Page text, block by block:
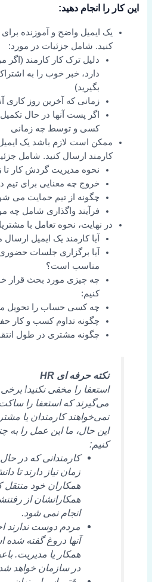
این کار را انجام دهید:
یک ایمیل واضح و آموزنده
کنید. شامل جزئیات در مورد:
دلیل ترک کار کارمند (اگر
دارد، خبر خوب را به
بگیرید)
زمانی که آخرین روز کاری
اگر پست آنها در حال
کسی و توسط چه زمانی
ممکن است لازم باشد یک
کارمند ارسال کنید. شامل
نحوه مدیریت گردش کار
خروج چه معنایی برای تیم
چگونه از تیم حمایت می
فرآیند واگذاری شامل چه
در نهایت، نحوه تعامل با
آیا کارمند یک ایمیل
آیا برگزاری جلسات
مناسب است؟
چه چیزی مورد بحث قرار
کنیم:
چه کسی حساب را تحویل
چگونه تداوم کسب و کار
چگونه مشتری در طول
نکته حرفه ای HR
استعفا را مخفی نکنید!
می‌گیرند که استعفا را ساکت
نمی‌خواهند کارمندان یا
این حال، ما این عمل را به
کنیم:
کارمندانی که در
زمان نیاز دارند تا
همکاران خود منتقل
همکارانشان از
انجام نمی شود.
مردم دوست ندارند
آنها دروغ گفته
همکار یا مدیریت.
در سازمان خواهد شد.